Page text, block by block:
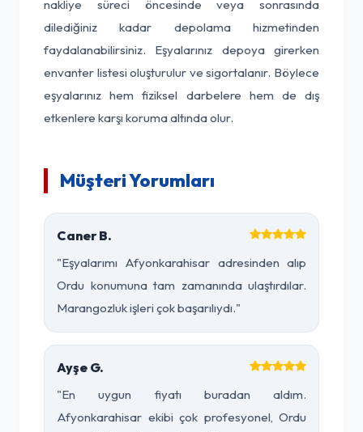
nakliye süreci öncesinde veya sonrasında
dilediğiniz kadar depolama hizmetinden
faydalanabilirsiniz. Eşyalarınız depoya girerken
envanter listesi oluşturulur ve sigortalanır. Böylece
eşyalarınız hem fiziksel darbelere hem de dış
etkenlere karşı koruma altında olur.
Müşteri Yorumları
Caner B.
"Eşyalarımı Afyonkarahisar adresinden alıp
Ordu konumuna tam zamanında ulaştırdılar.
Marangozluk işleri çok başarılıydı."
Ayşe G.
"En uygun fiyatı buradan aldım.
Afyonkarahisar ekibi çok profesyonel, Ordu